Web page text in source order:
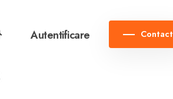
Autentificare Contact